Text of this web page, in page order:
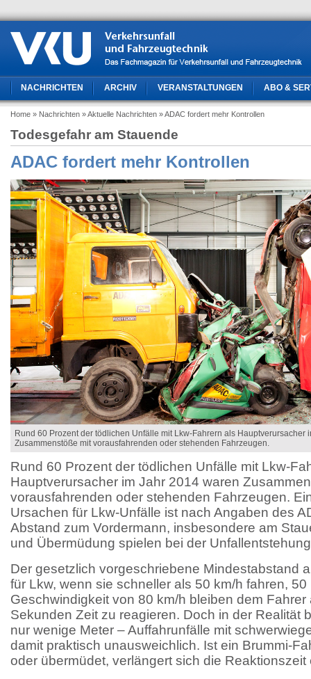
NACHRICHTEN ARCHIV VERANSTALTUNGEN ABO &
Home » Nachrichten » Aktuelle Nachrichten » ADAC fordert mehr Kontrollen
Todesgefahr am Stauende
ADAC fordert mehr Kontrollen
Rund 60 Prozent der tödlichen Unfälle mit Lkw-Fahrern als Hauptverursacher
Zusammenstöße mit vorausfahrenden oder stehenden Fahrzeugen.
Rund 60 Prozent der tödlichen Unfälle mit Lkw-
Hauptverursacher im Jahr 2014 waren
vorausfahrenden oder stehenden Fahrzeugen.
Ursachen für Lkw-Unfälle ist nach Angaben des
Abstand zum Vordermann, insbesondere am
und Übermüdung spielen bei der
Der gesetzlich vorgeschriebene Mindestabstand
für Lkw, wenn sie schneller als 50 km/h fahren, 50
Geschwindigkeit von 80 km/h bleiben dem Fahrer
Sekunden Zeit zu reagieren. Doch in der Realität
nur wenige Meter – Auffahrunfälle mit
damit praktisch unausweichlich. Ist ein Brummi-
oder übermüdet, verlängert sich die